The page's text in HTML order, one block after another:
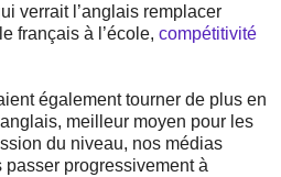
verrait l’anglais remplacer
français à l’école, compétitivité
également tourner de plus en
meilleur moyen pour les
du niveau, nos médias
progressivement à